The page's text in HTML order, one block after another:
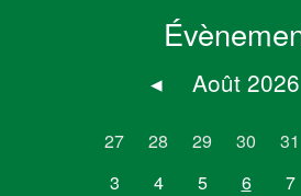
◂ Août 2026
27 28 29 30 31
3
4 5 6 7